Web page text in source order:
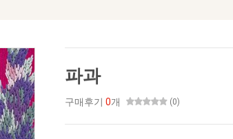
파과
구매후기 0개 (0)